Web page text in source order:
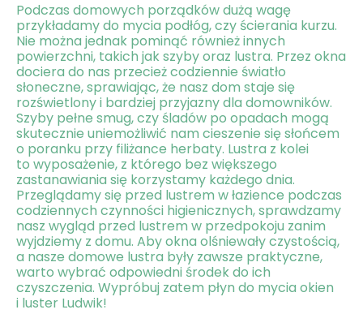
Podczas domowych porządków dużą wagę
przykładamy do mycia podłóg, czy ścierania kurzu.
Nie można jednak pominąć również innych
powierzchni, takich jak szyby oraz lustra. Przez okna
dociera do nas przecież codziennie światło
słoneczne, sprawiając, że nasz dom staje się
rozświetlony i bardziej przyjazny dla domowników.
Szyby pełne smug, czy śladów po opadach mogą
skutecznie uniemożliwić nam cieszenie się słońcem
o poranku przy filiżance herbaty. Lustra z kolei
to wyposażenie, z którego bez większego
zastanawiania się korzystamy każdego dnia.
Przeglądamy się przed lustrem w łazience podczas
codziennych czynności higienicznych, sprawdzamy
nasz wygląd przed lustrem w przedpokoju zanim
wyjdziemy z domu. Aby okna olśniewały czystością,
a nasze domowe lustra były zawsze praktyczne,
warto wybrać odpowiedni środek do ich
czyszczenia. Wypróbuj zatem płyn do mycia okien
i luster Ludwik!